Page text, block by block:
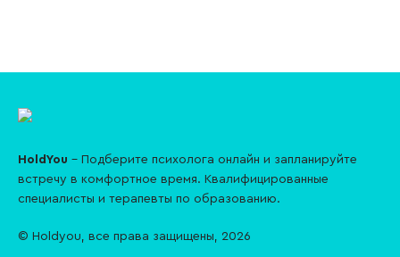
HoldYou – Подберите психолога онлайн и запланируйте
встречу в комфортное время. Квалифицированные
специалисты и терапевты по образованию.
© Holdyou, все права защищены, 2026